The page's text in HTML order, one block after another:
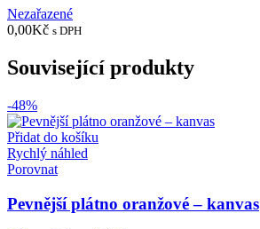
Nezařazené
0,00Kč s DPH
Související produkty
-48%
Přidat do košíku
Rychlý náhled
Porovnat
Pevnější plátno oranžové – kanvas